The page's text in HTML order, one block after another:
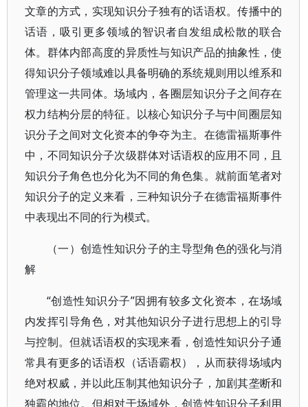
文章的方式，实现知识分子独有的话语权。传播中的
话语，吸引更多领域的智识者自发组成松散的联合
体。群体内部高度的异质性与知识产品的抽象性，使
得知识分子领域难以具备明确的系统规则用以维系和
管理这一共同体。场域内，各圈层知识分子之间存在
权力结构分层的特征。以核心知识分子与中间圈层知
识分子之间对文化资本的争夺为主。在德雷福斯事件
中，不同知识分子次级群体对话语权的应用不同，且
知识分子角色也分化为不同的角色集。就前面笔者对
知识分子的定义来看，三种知识分子在德雷福斯事件
中表现出不同的行为模式。
（一）创造性知识分子的主导型角色的强化与消
解
“创造性知识分子”因拥有较多文化资本，在场域
内发挥引导角色，对其他知识分子进行思想上的引导
与控制。但就话语权的实现来看，创造性知识分子通
常具有更多的话语权（话语霸权），从而获得场域内
绝对权威，并以此压制其他知识分子，加剧其垄断和
独霸的地位。但相对于场域外，创造性知识分子利用